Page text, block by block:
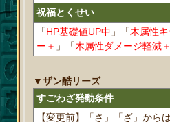
祝福とくせい
「HP基礎値UP中 」「木属性キ
ー＋ 」「木属性ダメージ軽減＋
▼ザン酷リーズ
すごわざ発動条件
【変更前】「さ」「ざ」から